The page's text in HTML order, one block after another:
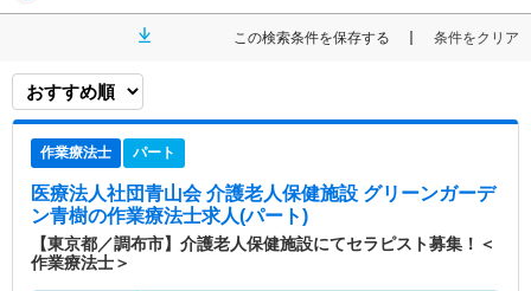
この検索条件を保存する 条件をクリア
作業療法士 パート
医療法人社団青山会 介護老人保健施設 グリーンガーデ
ン青樹の作業療法士求人(パート)
【東京都／調布市】介護老人保健施設にてセラピスト募集！＜
作業療法士＞